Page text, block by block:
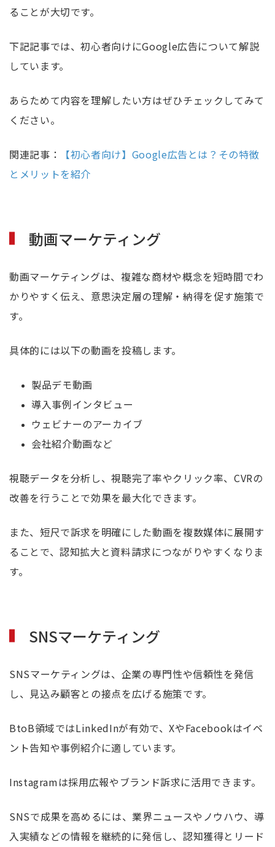
ることが大切です。
下記記事では、初心者向けにGoogle広告について解説
しています。
あらためて内容を理解したい方はぜひチェックしてみて
ください。
関連記事：
【初心者向け】Google広告とは？その特徴
とメリットを紹介
動画マーケティング
動画マーケティングは、複雑な商材や概念を短時間でわ
かりやすく伝え、意思決定層の理解・納得を促す施策で
す。
具体的には以下の動画を投稿します。
製品デモ動画
導入事例インタビュー
ウェビナーのアーカイブ
会社紹介動画など
視聴データを分析し、視聴完了率やクリック率、CVRの
改善を行うことで効果を最大化できます。
また、短尺で訴求を明確にした動画を複数媒体に展開す
ることで、認知拡大と資料請求につながりやすくなりま
す。
SNSマーケティング
SNSマーケティングは、企業の専門性や信頼性を発信
し、見込み顧客との接点を広げる施策です。
BtoB領域ではLinkedInが有効で、XやFacebookはイベ
ント告知や事例紹介に適しています。
Instagramは採用広報やブランド訴求に活用できます。
SNSで成果を高めるには、業界ニュースやノウハウ、導
入実績などの情報を継続的に発信し、認知獲得とリード